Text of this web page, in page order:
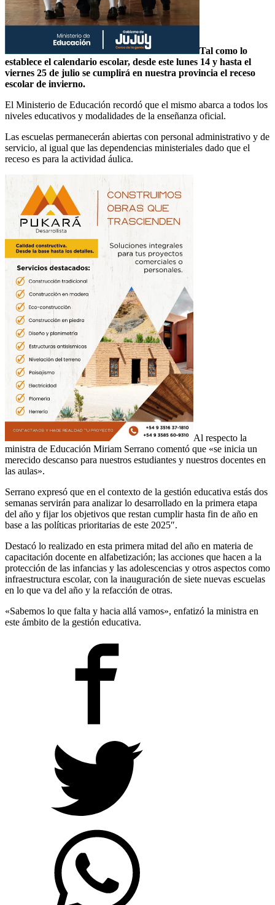
Tal como lo
establece el calendario escolar, desde este lunes 14 y hasta el
viernes 25 de julio se cumplirá en nuestra provincia el receso
escolar de invierno.
El Ministerio de Educación recordó que el mismo abarca a todos los
niveles educativos y modalidades de la enseñanza oficial.
Las escuelas permanecerán abiertas con personal administrativo y de
servicio, al igual que las dependencias ministeriales dado que el
receso es para la actividad áulica.
Al respecto la
ministra de Educación Miriam Serrano comentó que «se inicia un
merecido descanso para nuestros estudiantes y nuestros docentes en
las aulas».
Serrano expresó que en el contexto de la gestión educativa estás dos
semanas servirán para analizar lo desarrollado en la primera etapa
del año y fijar los objetivos que restan cumplir hasta fin de año en
base a las políticas prioritarias de este 2025″.
Destacó lo realizado en esta primera mitad del año en materia de
capacitación docente en alfabetización; las acciones que hacen a la
protección de las infancias y las adolescencias y otros aspectos como
infraestructura escolar, con la inauguración de siete nuevas escuelas
en lo que va del año y la refacción de otras.
«Sabemos lo que falta y hacia allá vamos», enfatizó la ministra en
este ámbito de la gestión educativa.